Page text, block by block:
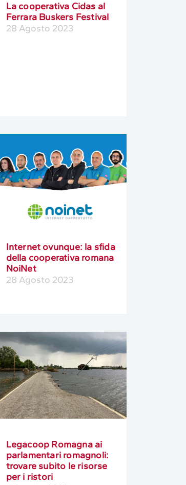
La cooperativa Cidas al
Ferrara Buskers Festival
28 Agosto 2023
Internet ovunque: la sfida
della cooperativa romana
NoiNet
28 Agosto 2023
Legacoop Romagna ai
parlamentari romagnoli:
trovare subito le risorse
per i ristori